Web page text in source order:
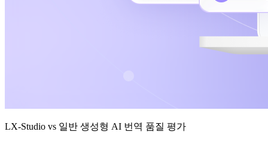
LX-Studio vs 일반 생성형 AI 번역 품질 평가